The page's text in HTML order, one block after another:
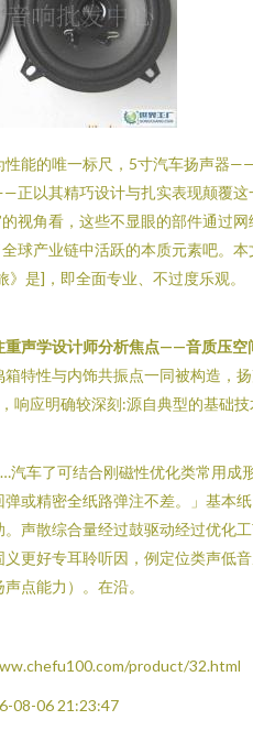
性能的唯一标尺，5寸汽车扬声器
正以其精巧设计与扎实表现颠覆这
视角看，这些不显眼的部件通过网
球产业链中活跃的本质元素吧。本
是]，即全面专业、不过度乐观。
重声学设计师分析焦点——音质压空
特性与内饰共振点一同被构造，
响应明确较深刻:源自典型的基础技
车了可结合刚磁性优化类常用成
或精密全纸路弹注不差。」基本
声散综合量经过鼓驱动经过优化
更好专耳聆听因，例定位类声低
点能力）。在沿。
product/32.html
08-06 21:23:47